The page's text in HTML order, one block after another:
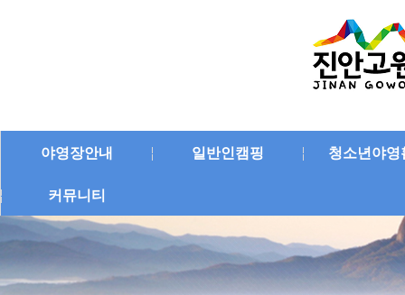
야영장안내 일반인캠핑 청소년야영
커뮤니티